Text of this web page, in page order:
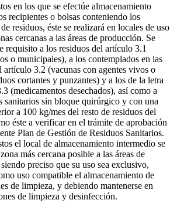
en los que se efectúe almacenamiento
recipientes o bolsas conteniendo los
residuos, éste se realizará en locales de uso
cercanas a las áreas de producción. Se
requisito a los residuos del artículo 3.1
o municipales), a los contemplados en las
artículo 3.2 (vacunas con agentes vivos o
cortantes y punzantes) y a los de la letra
(medicamentos desechados), así como a
sanitarios sin bloque quirúrgico y con una
a 100 kg/mes del resto de residuos del
éste a verificar en el trámite de aprobación
Plan de Gestión de Residuos Sanitarios.
el local de almacenamiento intermedio se
más cercana posible a las áreas de
preciso que su uso sea exclusivo,
uso compatible el almacenamiento de
de limpieza, y debiendo mantenerse en
de limpieza y desinfección.